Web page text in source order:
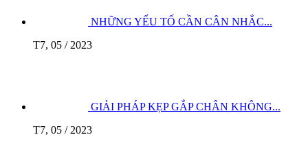
NHỮNG YẾU TỐ CẦN CÂN NHẮC...
T7, 05 / 2023
GIẢI PHÁP KẸP GẮP CHÂN KHÔNG...
T7, 05 / 2023